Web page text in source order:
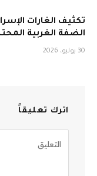
تكثيف الغارات
الضفة الغربية
30 يوليو، 2026
اترك تعليقاً